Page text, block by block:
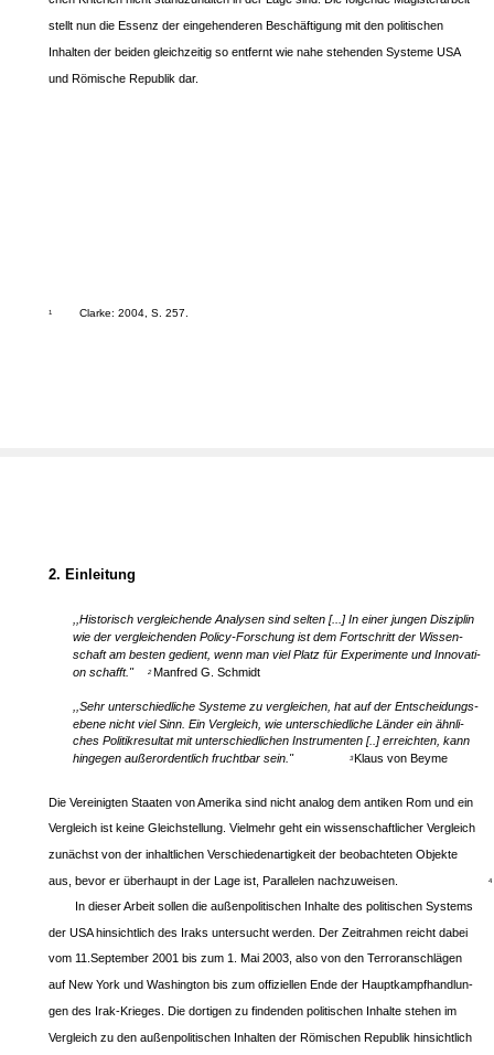
stellt nun die Essenz der eingehenderen Beschäftigung mit den politischen
Inhalten der beiden gleichzeitig so entfernt wie nahe stehenden Systeme USA
und Römische Republik dar.
1 Clarke: 2004, S. 257.
2. Einleitung
,,Historisch vergleichende Analysen sind selten [...] In einer jungen Disziplin
wie der vergleichenden Policy-Forschung ist dem Fortschritt der Wissen-
schaft am besten gedient, wenn man viel Platz für Experimente und Innovati-
on schafft."
2 Manfred G. Schmidt
,,Sehr unterschiedliche Systeme zu vergleichen, hat auf der Entscheidungs-
ebene nicht viel Sinn. Ein Vergleich, wie unterschiedliche Länder ein ähnli-
ches Politikresultat mit unterschiedlichen Instrumenten [..] erreichten, kann
hingegen außerordentlich fruchtbar sein."
3 Klaus von Beyme
Die Vereinigten Staaten von Amerika sind nicht analog dem antiken Rom und ein
Vergleich ist keine Gleichstellung. Vielmehr geht ein wissenschaftlicher Vergleich
zunächst von der inhaltlichen Verschiedenartigkeit der beobachteten Objekte
aus, bevor er überhaupt in der Lage ist, Parallelen nachzuweisen. 4
In dieser Arbeit sollen die außenpolitischen Inhalte des politischen Systems
der USA hinsichtlich des Iraks untersucht werden. Der Zeitrahmen reicht dabei
vom 11.September 2001 bis zum 1. Mai 2003, also von den Terroranschlägen
auf New York und Washington bis zum offiziellen Ende der Hauptkampfhandlun-
gen des Irak-Krieges. Die dortigen zu findenden politischen Inhalte stehen im
Vergleich zu den außenpolitischen Inhalten der Römischen Republik hinsichtlich